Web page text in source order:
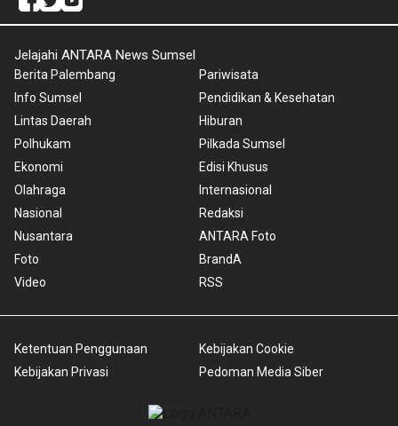
Jelajahi ANTARA News Sumsel
Berita Palembang
Info Sumsel
Lintas Daerah
Polhukam
Ekonomi
Olahraga
Nasional
Nusantara
Foto
Video
Pariwisata
Pendidikan & Kesehatan
Hiburan
Pilkada Sumsel
Edisi Khusus
Internasional
Redaksi
ANTARA Foto
BrandA
RSS
Ketentuan Penggunaan
Kebijakan Privasi
Kebijakan Cookie
Pedoman Media Siber